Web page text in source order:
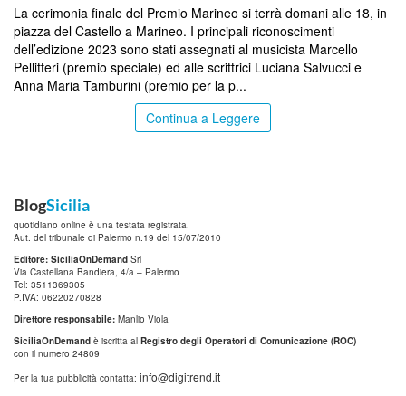
La cerimonia finale del Premio Marineo si terrà domani alle 18, in
piazza del Castello a Marineo. I principali riconoscimenti
dell’edizione 2023 sono stati assegnati al musicista Marcello
Pellitteri (premio speciale) ed alle scrittrici Luciana Salvucci e
Anna Maria Tamburini (premio per la p...
Continua a Leggere
BlogSicilia
quotidiano online è una testata registrata.
Aut. del tribunale di Palermo n.19 del 15/07/2010
Editore: SiciliaOnDemand Srl
Via Castellana Bandiera, 4/a – Palermo
Tel: 3511369305
P.IVA: 06220270828
Direttore responsabile: Manlio Viola
SiciliaOnDemand è iscritta al Registro degli Operatori di Comunicazione (ROC)
con il numero 24809
Per la tua pubblicità contatta: info@digitrend.it